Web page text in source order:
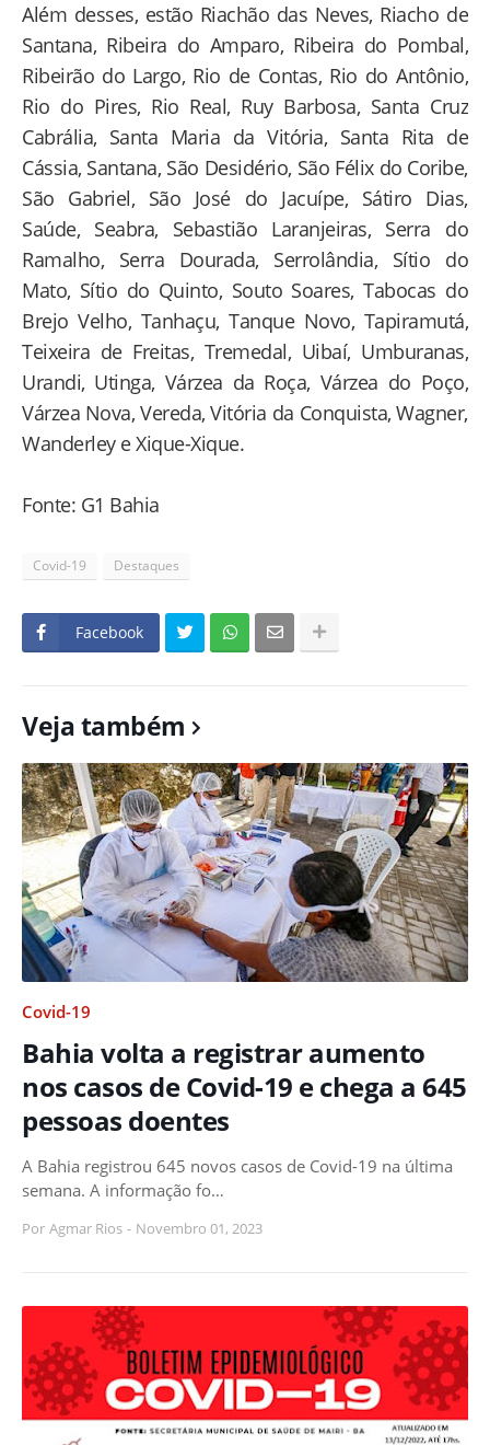
Além desses, estão Riachão das Neves, Riacho de
Santana, Ribeira do Amparo, Ribeira do Pombal,
Ribeirão do Largo, Rio de Contas, Rio do Antônio,
Rio do Pires, Rio Real, Ruy Barbosa, Santa Cruz
Cabrália, Santa Maria da Vitória, Santa Rita de
Cássia, Santana, São Desidério, São Félix do Coribe,
São Gabriel, São José do Jacuípe, Sátiro Dias,
Saúde, Seabra, Sebastião Laranjeiras, Serra do
Ramalho, Serra Dourada, Serrolândia, Sítio do
Mato, Sítio do Quinto, Souto Soares, Tabocas do
Brejo Velho, Tanhaçu, Tanque Novo, Tapiramutá,
Teixeira de Freitas, Tremedal, Uibaí, Umburanas,
Urandi, Utinga, Várzea da Roça, Várzea do Poço,
Várzea Nova, Vereda, Vitória da Conquista, Wagner,
Wanderley e Xique-Xique.
Fonte: G1 Bahia
Covid-19 Destaques
Facebook
Veja também
Covid-19
Bahia volta a registrar aumento
nos casos de Covid-19 e chega a 645
pessoas doentes
A Bahia registrou 645 novos casos de Covid-19 na última
semana. A informação fo…
Por Agmar Rios - Novembro 01, 2023